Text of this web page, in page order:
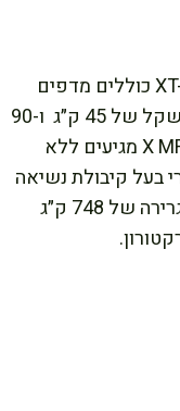
טרקטורוני קאן אם אאוטלנדר XT ו- XT-P כוללים מדפים
קדמיים ואחוריים. הם יכולים לשאת משקל של 45 ק״ג ו-90
ק״ג, בהתאמה. האאוטלנדרים X XC ו- X MR מגיעים ללא
בעל קיבולת נשיאה
של 90 ק״ג. כל טרקטורון בעל קיבולת גרירה של 748 ק״ג